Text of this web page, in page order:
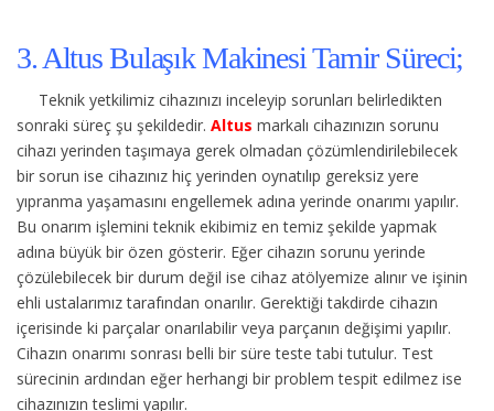
3. Altus Bulaşık Makinesi Tamir Süreci;
Teknik yetkilimiz cihazınızı inceleyip sorunları belirledikten
sonraki süreç şu şekildedir. Altus markalı cihazınızın sorunu
cihazı yerinden taşımaya gerek olmadan çözümlendirilebilecek
bir sorun ise cihazınız hiç yerinden oynatılıp gereksiz yere
yıpranma yaşamasını engellemek adına yerinde onarımı yapılır.
Bu onarım işlemini teknik ekibimiz en temiz şekilde yapmak
adına büyük bir özen gösterir. Eğer cihazın sorunu yerinde
çözülebilecek bir durum değil ise cihaz atölyemize alınır ve işinin
ehli ustalarımız tarafından onarılır. Gerektiği takdirde cihazın
içerisinde ki parçalar onarılabilir veya parçanın değişimi yapılır.
Cihazın onarımı sonrası belli bir süre teste tabi tutulur. Test
sürecinin ardından eğer herhangi bir problem tespit edilmez ise
cihazınızın teslimi yapılır.